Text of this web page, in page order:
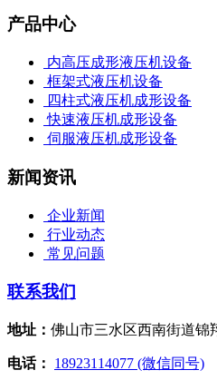
产品中心
内高压成形液压机设备
框架式液压机设备
四柱式液压机成形设备
快速液压机成形设备
伺服液压机成形设备
新闻资讯
企业新闻
行业动态
常见问题
联系我们
地址： 佛山市三水区西南街道锦
电话： 18923114077 (微信同号)